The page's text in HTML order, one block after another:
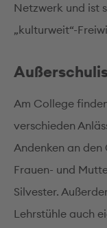
Netzwerk und ist
„kulturweit“-
Am College
verschieden
Andenken an
Frauen- und
Silvester.
Lehrstühle auch